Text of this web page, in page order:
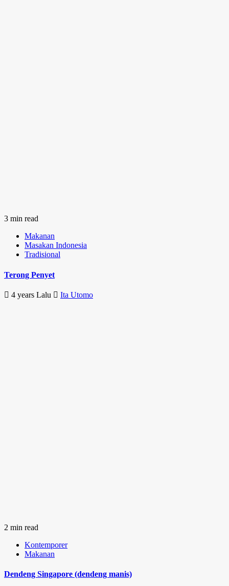
3 min read
Makanan
Masakan Indonesia
Tradisional
Terong Penyet
4 years Lalu Ita Utomo
2 min read
Kontemporer
Makanan
Dendeng Singapore (dendeng manis)